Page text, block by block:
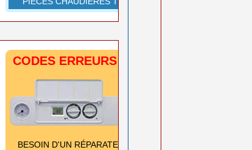
CODES ERREURS CHAUDIÈRES
BESOIN D'UN RÉPARATEUR